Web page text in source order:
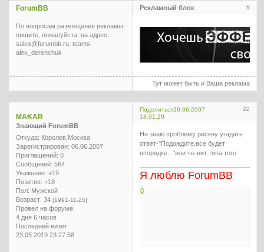
#
Рекламный блок
ForumBB
По вопросам размещения рекламы
пишите, пожалуйста, на адрес:
sales@forumbb.ru, teams:
alex_derenchuk
Тут может быть и Ваша реклама
Поделиться 22
20.06.2007
18:01:29
MAKAR
Знающий ForumBB
Откуда: Королев,Москва
Зарегистрирован: 06.06.2007
Приглашений: 0
Сообщений: 564
Уважение: +19
Позитив: +18
Пол: Мужской
Возраст: 34 [1991-11-25]
Провел на форуме:
4 дня 6 часов
Последний визит:
23.05.2019 23:27:58
Не знаю проблему рискну угадать
ответ-"Подождите,все будет
впорядке..."или че-нит типа того
Я люблю ForumBB
0